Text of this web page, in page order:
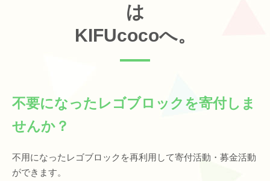
は
KIFUcocoへ。
不要になったレゴブロックを寄付しま
せんか？
不用になったレゴブロックを再利用して寄付活動・募金活動
ができます。